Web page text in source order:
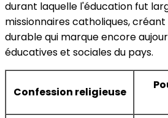
durant laquelle l'éducation fut
missionnaires catholiques,
durable qui marque encore
éducatives et sociales du pays.
Confession religieuse